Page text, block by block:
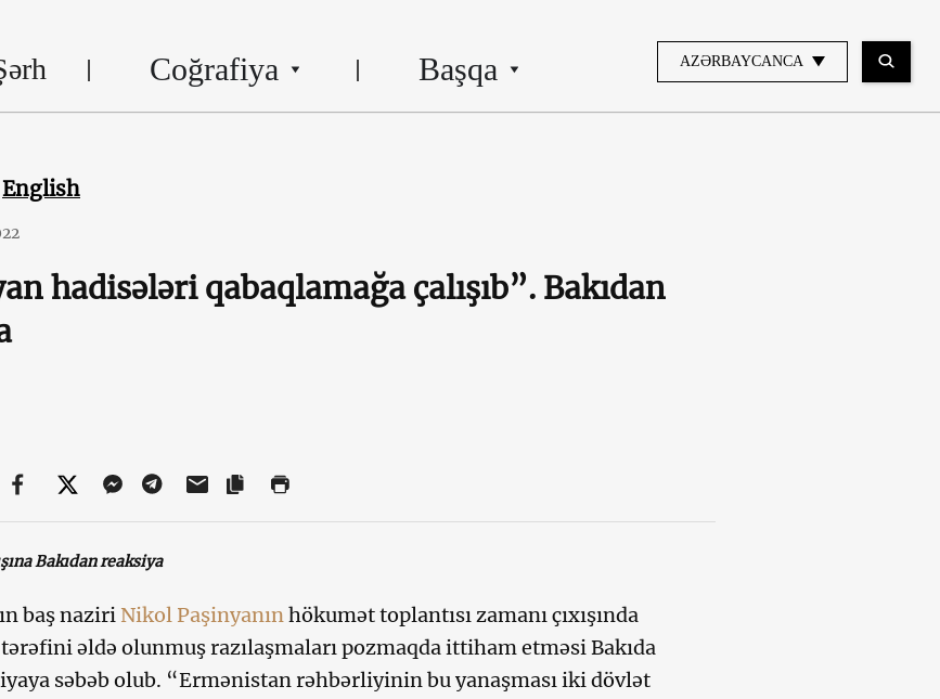
Coğrafiya Başqa AZƏRBAYCANCA
English
hadisələri qabaqlamağa çalışıb”. Bakıdan
Bakıdan reaksiya
baş naziri Nikol Paşinyanınhökumət toplantısı zamanı çıxışında
tərəfini əldə olunmuş razılaşmaları pozmaqda ittiham etməsi Bakıda
səbəb olub. “Ermənistan rəhbərliyinin bu yanaşması iki dövlət